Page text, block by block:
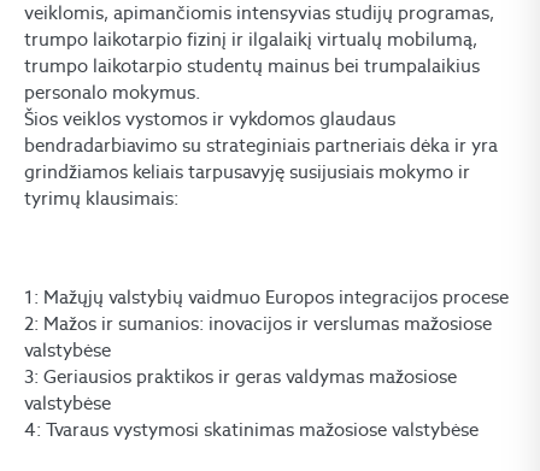
veiklomis, apimančiomis intensyvias studijų programas,
trumpo laikotarpio fizinį ir ilgalaikį virtualų mobilumą,
trumpo laikotarpio studentų mainus bei trumpalaikius
personalo mokymus.
Šios veiklos vystomos ir vykdomos glaudaus
bendradarbiavimo su strateginiais partneriais dėka ir yra
grindžiamos keliais tarpusavyję susijusiais mokymo ir
tyrimų klausimais:
1: Mažųjų valstybių vaidmuo Europos integracijos procese
2: Mažos ir sumanios: inovacijos ir verslumas mažosiose
valstybėse
3: Geriausios praktikos ir geras valdymas mažosiose
valstybėse
4: Tvaraus vystymosi skatinimas mažosiose valstybėse